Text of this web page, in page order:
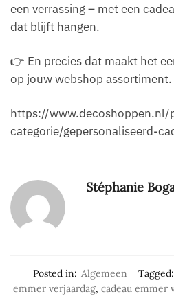
een verrassing – met een
dat blijft hangen.
👉 En precies dat maakt het
op jouw webshop assortiment.
https://www.decoshoppen.nl/
categorie/gepersonaliseerd-
Stéphanie
Posted in: Algemeen Tagged:
emmer verjaardag, cadeau emmer